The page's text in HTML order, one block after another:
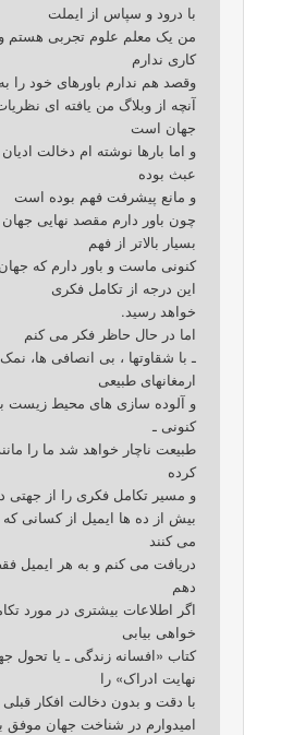
با درود و سپاس از ایملت
من یک معلم علوم تجربی هستم و
کاری ندارم
وقصد هم ندارم باورهای خود را
آنچه از وبلاگ من یافته ای
جهان است
و اما بارها نوشته ام دخالت
عبث بوده
و مانع پیشرفت فهم بوده است
چون باور دارم مقصد نهایی
بسیار بالاتر از فهم
کنونی ماست و باور دارم که جهان
این درجه از تکامل فکری
خواهد رسید.
اما در حال حاظر فکر می کنم
ـ با شقاوتها ، بی انصافی ها،
ارمغانهای طبیعی
و آلوده سازی های محیط زیست
کنونی ـ
طبیعت ناچار خواهد شد ما را
کرده
و مسیر تکامل فکری را از جهتی
بیش از ده ها ایمیل از کسانی
می کنند
دریافت می کنم و به هر ایمیل
دهم
اگر اطلاعات بیشتری در مورد
خواهی بیابی
کتاب «افسانه زندگی ـ یا تحول
نهایت ادراک» را
با دقت و بدون دخالت افکار
امیدوارم در شناخت جهان